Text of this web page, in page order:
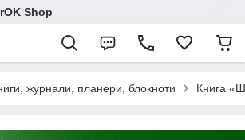
Shop
журнали, планери, блокноти Книга